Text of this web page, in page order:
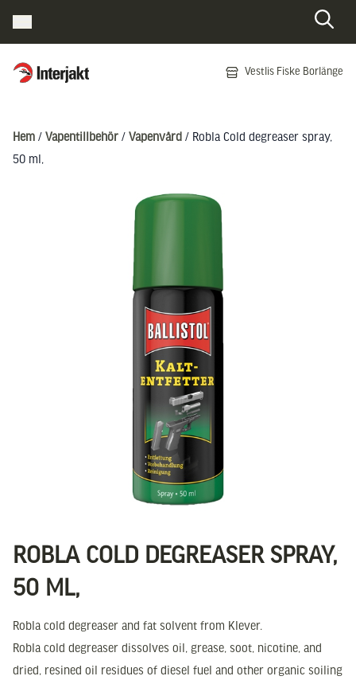
Interjakt SE Vestlis Fiske Borlänge
Hem / Vapentillbehör / Vapenvård / Robla Cold degreaser spray,
50 ml,
ROBLA COLD DEGREASER SPRAY,
50 ML,
Robla cold degreaser and fat solvent from Klever.
Robla cold degreaser dissolves oil, grease, soot, nicotine, and
dried, resined oil residues of diesel fuel and other organic soiling